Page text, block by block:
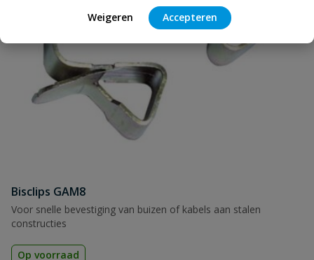
Weigeren Accepteren
Bisclips GAM8
Voor snelle bevestiging van buizen of kabels aan stalen
constructies
Op voorraad